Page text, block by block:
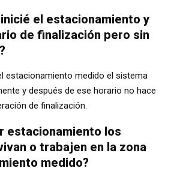
el estacionamiento y
de finalización pero sin
estacionamiento medido el sistema
y después de ese horario no hace
de finalización.
estacionamiento los
o trabajen en la zona
medido?